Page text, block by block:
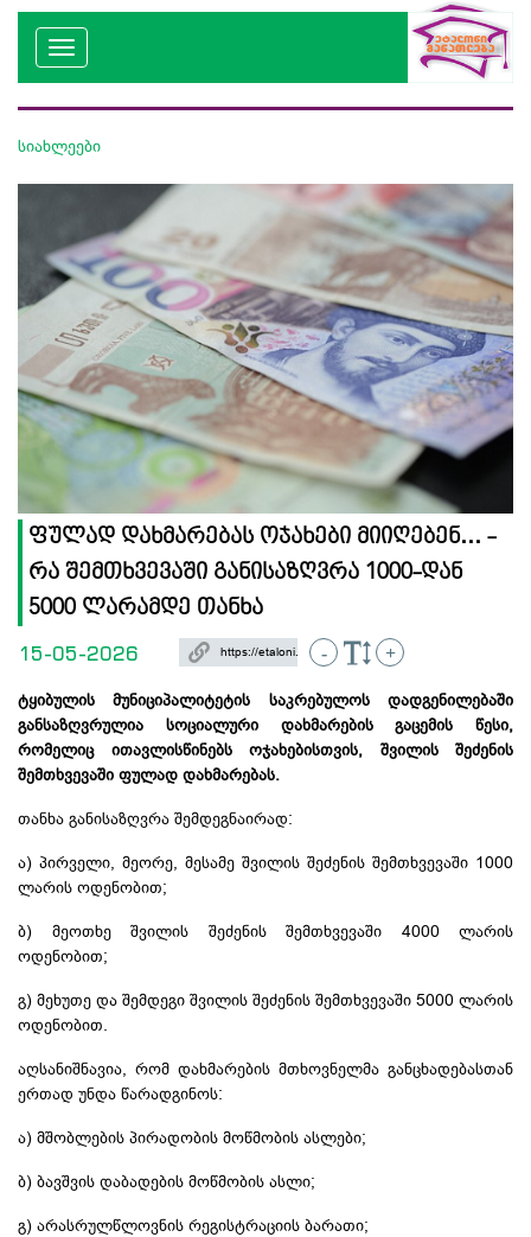
სიახლეები
ფულად დახმარებას ოჯახები მიიღებენ... -
რა შემთხვევაში განისაზღვრა 1000-დან
5000 ლარამდე თანხა
15-05-2026 - +
ტყიბულის მუნიციპალიტეტის საკრებულოს დადგენილებაში
განსაზღვრულია სოციალური დახმარების გაცემის წესი,
რომელიც ითავლისწინებს ოჯახებისთვის, შვილის შეძენის
შემთხვევაში ფულად დახმარებას.
თანხა განისაზღვრა შემდეგნაირად:
ა) პირველი, მეორე, მესამე შვილის შეძენის შემთხვევაში 1000
ლარის ოდენობით;
ბ) მეოთხე შვილის შეძენის შემთხვევაში 4000 ლარის
ოდენობით;
გ) მეხუთე და შემდეგი შვილის შეძენის შემთხვევაში 5000 ლარის
ოდენობით.
აღსანიშნავია, რომ დახმარების მთხოვნელმა განცხადებასთან
ერთად უნდა წარადგინოს:
ა) მშობლების პირადობის მოწმობის ასლები;
ბ) ბავშვის დაბადების მოწმობის ასლი;
გ) არასრულწლოვნის რეგისტრაციის ბარათი;